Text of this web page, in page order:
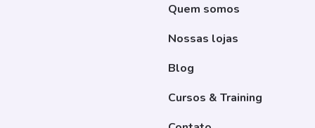
Quem somos
Nossas lojas
Blog
Cursos & Training